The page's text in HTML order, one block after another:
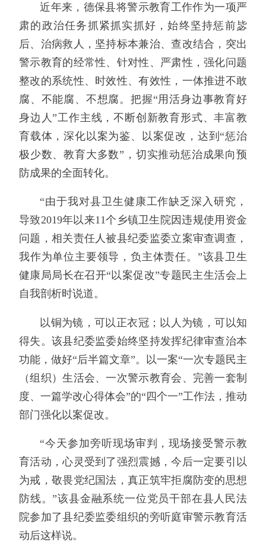
近年来，德保县将警示教育工作作为一项严
肃的政治任务抓紧抓实抓好，始终坚持惩前毖
后、治病救人，坚持标本兼治、查改结合，突出
警示教育的经常性、针对性、严肃性，强化问题
整改的系统性、时效性、有效性，一体推进不敢
腐、不能腐、不想腐。把握“用活身边事教育好
身边人”工作主线，不断创新教育形式、丰富教
育载体，深化以案为鉴、以案促改，达到“惩治
极少数、教育大多数”，切实推动惩治成果向预
防成果的全面转化。
“由于我对县卫生健康工作缺乏深入研究，
导致2019年以来11个乡镇卫生院因违规使用资金
问题，相关责任人被县纪委监委立案审查调查，
我作为单位主要领导，负主体责任。”该县卫生
健康局局长在召开“以案促改”专题民主生活会上
自我剖析时说道。
以铜为镜，可以正衣冠；以人为镜，可以知
得失。该县纪委监委始终坚持发挥纪律审查治本
功能，做好“后半篇文章”。以一案“一次专题民主
（组织）生活会、一次警示教育会、完善一套制
度、一篇学改心得体会”的“四个一”工作法，推动
部门强化以案促改。
“今天参加旁听现场审判，现场接受警示教
育活动，心灵受到了强烈震撼，今后一定要引以
为戒，敬畏党纪国法，真正筑牢拒腐防变的思想
防线。”该县金融系统一位党员干部在县人民法
院参加了县纪委监委组织的旁听庭审警示教育活
动后这样说。